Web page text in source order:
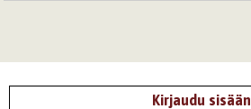
Kirjaudu sisään